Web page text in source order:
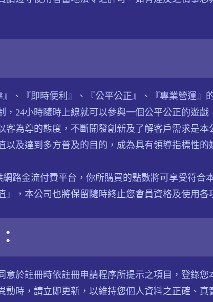
、『即時便利』、『公平公正』、『專業營運』
，24小時隨時上線就可以參與一個公平公正的遊戲
客為尊的態度，不斷開發創新及了解客戶需求是本
及達到多方普及的目的，成為具有領導指標性的
路金流付費平台，你所購買的點數將可享受符合
」，本公司也將保留隨時終止您會員資格及使用各
意於註冊時依註冊申請程序所提示之項目，登錄您
動時，請立即更新，以維持您個人資料之正確、真